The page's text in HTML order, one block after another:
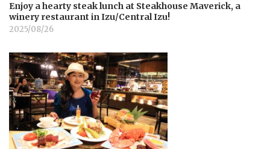
Enjoy a hearty steak lunch at Steakhouse Maverick, a
winery restaurant in Izu/Central Izu!
2025/08/26